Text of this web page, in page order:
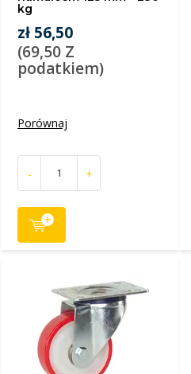
kg
zł 56,50
(69,50 Z
podatkiem)
Porównaj
- +